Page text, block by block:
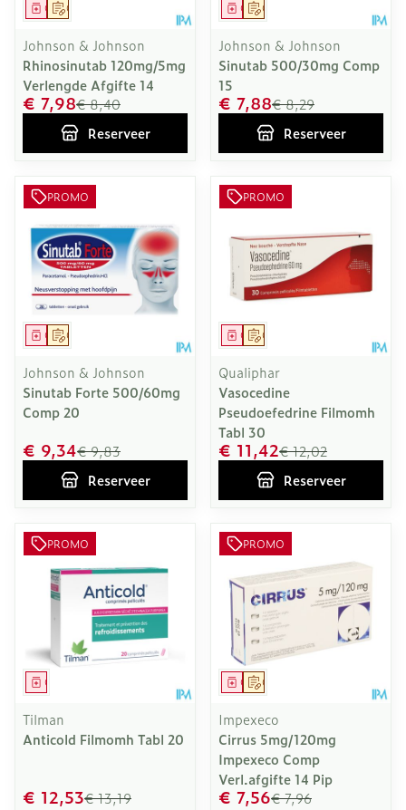
Op voorschrift
Geneesmiddel
Johnson & Johnson
Rhinosinutab 120mg/5mg
Verlengde Afgifte 14
€ 8,40
€ 7,98
Reserveer
Op voorschrift
Geneesmiddel
Johnson & Johnson
Sinutab 500/30mg Comp
15
€ 8,29
€ 7,88
Reserveer
PROMO
Op voorschrift
Geneesmiddel
Johnson & Johnson
Sinutab Forte 500/60mg
Comp 20
€ 9,83
€ 9,34
Reserveer
PROMO
Op voorschrift
Geneesmiddel
Qualiphar
Vasocedine
Pseudoefedrine Filmomh
Tabl 30
€ 12,02
€ 11,42
Reserveer
PROMO
Geneesmiddel
Tilman
Anticold Filmomh Tabl 20
€ 13,19
€ 12,53
PROMO
Op voorschrift
Geneesmiddel
Impexeco
Cirrus 5mg/120mg
Impexeco Comp
Verl.afgifte 14 Pip
€ 7,96
€ 7,56